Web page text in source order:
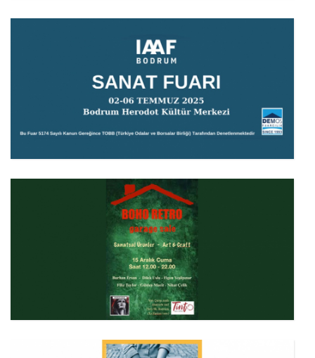
TR ETCA EUROPEAN TURKISH CONTEMPORARY ARTIST
24 Kasım 2024